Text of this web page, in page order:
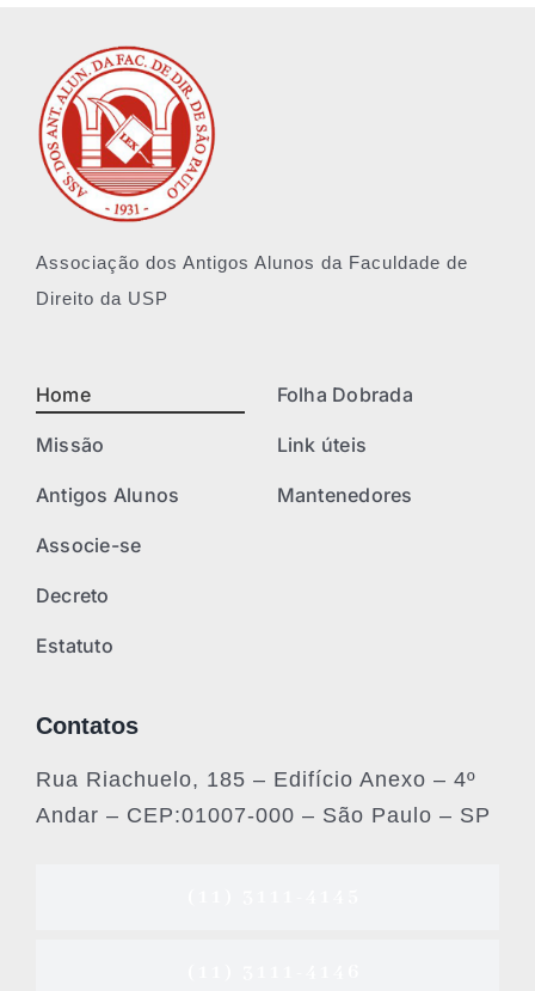
Associação dos Antigos Alunos da Faculdade de
Direito da USP
Home
Missão
Antigos Alunos
Associe-se
Decreto
Estatuto
Folha Dobrada
Link úteis
Mantenedores
Contatos
Rua Riachuelo, 185 – Edifício Anexo – 4º
Andar – CEP:01007-000 – São Paulo – SP